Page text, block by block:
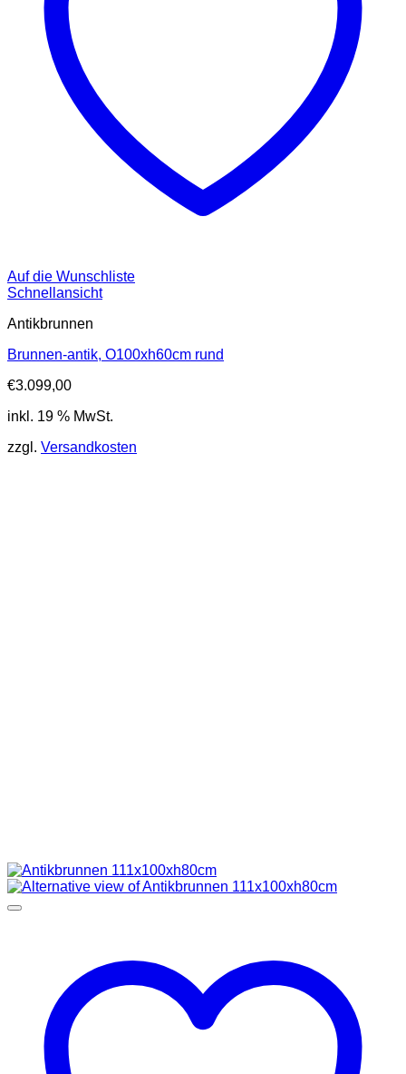
Auf die Wunschliste
Schnellansicht
Antikbrunnen
Brunnen-antik, O100xh60cm rund
€3.099,00
inkl. 19 % MwSt.
zzgl. Versandkosten